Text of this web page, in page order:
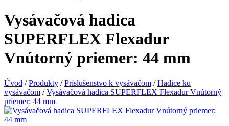
Vysávačová hadica
SUPERFLEX Flexadur
Vnútorný priemer: 44 mm
Úvod / Produkty / Príslušenstvo k vysávačom / Hadice ku
vysávačom / Vysávačová hadica SUPERFLEX Flexadur Vnútorný
priemer: 44 mm